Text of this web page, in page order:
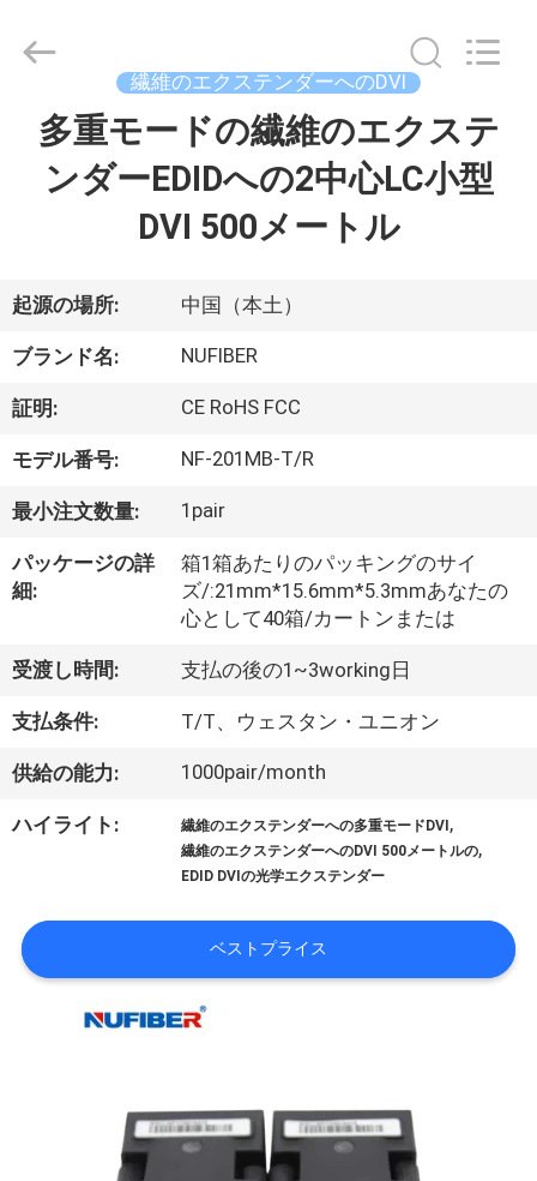
ダ
ク
ト
私
に
い
て
工
行
Co.,Ltd.
Developed
繊維のエクステンダーへのDVI
多重モードの繊維のエクステ
ンダーEDIDへの2中心LC小型
DVI 500メートル
起源の場所: 中国（本土）
ブランド名: NUFIBER
証明: CE RoHS FCC
モデル番号: NF-201MB-T/R
最小注文数量: 1pair
パッケージの詳
細:
箱1箱あたりのパッキングのサイ
ズ/:21mm*15.6mm*5.3mmあなたの
心として40箱/カートンまたは
受渡し時間: 支払の後の1~3working日
支払条件: T/T、ウェスタン・ユニオン
供給の能力: 1000pair/month
ハイライト: 繊維のエクステンダーへの多重モードDVI ,
繊維のエクステンダーへのDVI 500メートルの,
EDID DVIの光学エクステンダー
ベストプライス